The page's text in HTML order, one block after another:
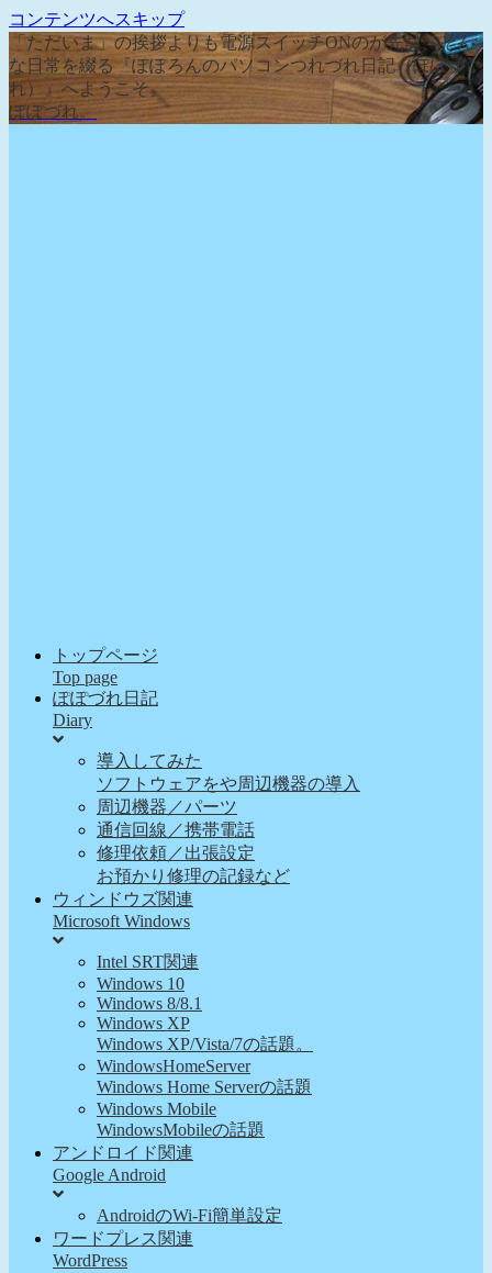
コンテンツへスキップ
「ただいま」の挨拶よりも電源スイッチONのが先な、そん
な日常を綴る『ぽぽろんのパソコンつれづれ日記（ぽぽづ
れ）』へようこそ。
ぽぽづれ。
トップページ
Top page
ぽぽづれ日記
Diary
導入してみた
ソフトウェアをや周辺機器の導入
周辺機器／パーツ
通信回線／携帯電話
修理依頼／出張設定
お預かり修理の記録など
ウィンドウズ関連
Microsoft Windows
Intel SRT関連
Windows 10
Windows 8/8.1
Windows XP
Windows XP/Vista/7の話題。
WindowsHomeServer
Windows Home Serverの話題
Windows Mobile
WindowsMobileの話題
アンドロイド関連
Google Android
AndroidのWi-Fi簡単設定
ワードプレス関連
WordPress